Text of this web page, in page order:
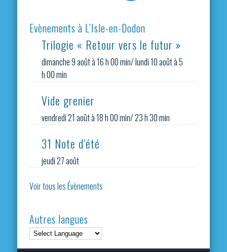
Evènements à L’Isle-en-Dodon
Trilogie « Retour vers le futur »
dimanche 9 août à 16 h 00 min/lundi 10 août à 5
h 00 min
Vide grenier
vendredi 21 août à 18 h 00 min/23 h 30 min
31 Note d’été
jeudi 27 août
Voir tous les Évènements
Autres langues